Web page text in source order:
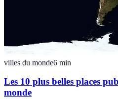
villes du monde6 min
Les 10 plus belles places
monde